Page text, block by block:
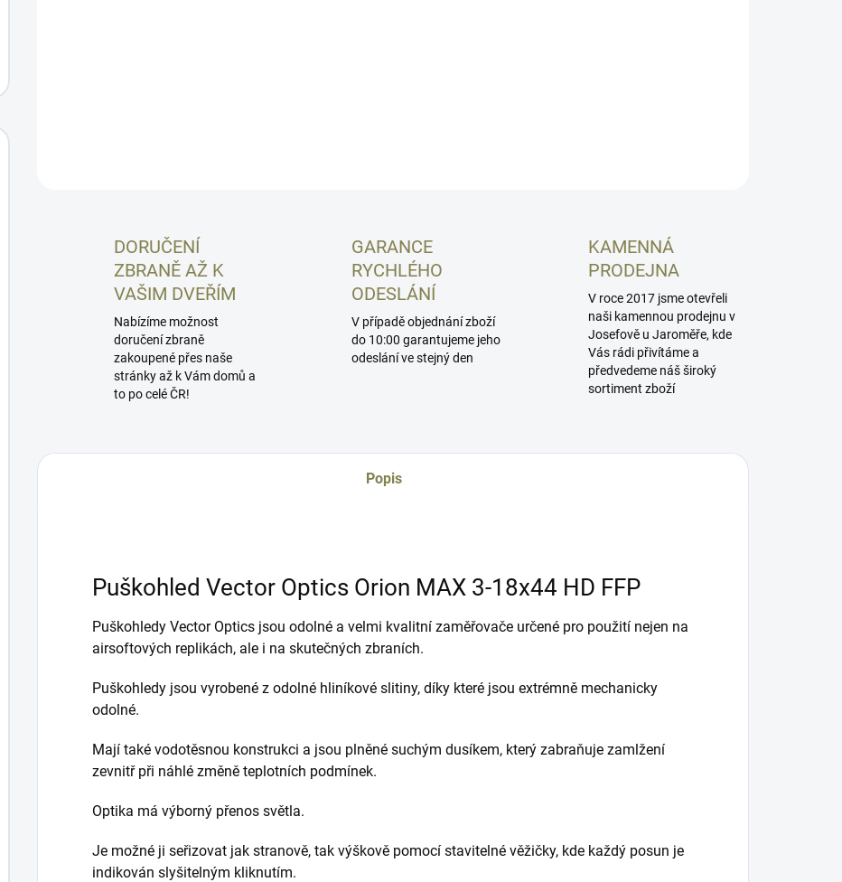
DORUČENÍ
ZBRANĚ AŽ K
VAŠIM DVEŘÍM
Nabízíme možnost
doručení zbraně
zakoupené přes naše
stránky až k Vám domů a
to po celé ČR!
GARANCE
RYCHLÉHO
ODESLÁNÍ
V případě objednání zboží
do 10:00 garantujeme jeho
odeslání ve stejný den
KAMENNÁ
PRODEJNA
V roce 2017 jsme otevřeli
naši kamennou prodejnu v
Josefově u Jaroměře, kde
Vás rádi přivítáme a
předvedeme náš široký
sortiment zboží
Popis
Puškohled Vector Optics Orion MAX 3-18x44 HD FFP
Puškohledy Vector Optics jsou odolné a velmi kvalitní zaměřovače určené pro použití nejen na
airsoftových replikách, ale i na skutečných zbraních.
Puškohledy jsou vyrobené z odolné hliníkové slitiny, díky které jsou extrémně mechanicky
odolné.
Mají také vodotěsnou konstrukci a jsou plněné suchým dusíkem, který zabraňuje zamlžení
zevnitř při náhlé změně teplotních podmínek.
Optika má výborný přenos světla.
Je možné ji seřizovat jak stranově, tak výškově pomocí stavitelné věžičky, kde každý posun je
indikován slyšitelným kliknutím.